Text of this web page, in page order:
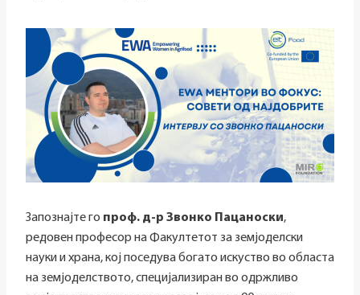
Запознајте го проф. д-р Звонко Пацаноски,
редовен професор на Факултетот за земјоделски
науки и храна, кој поседува богато искуство во областа
на земјоделството, специјализиран во одржливо